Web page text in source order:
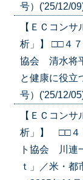
号）('25/12/
【ＥＣコン
析」】 □□４
協会 清水将
と健康に役立
号）('25/12/
【ＥＣコン
析」】 □□４
ト協会 川連
ｔ」／米・